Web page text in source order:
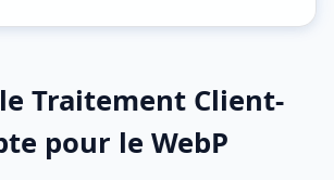
Traitement Client-
pour le WebP